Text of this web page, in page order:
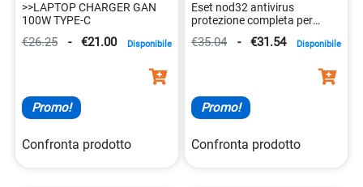
>>LAPTOP CHARGER GAN
100W TYPE-C
€26.25 - €21.00 Disponibile
Promo!
Confronta prodotto
Eset nod32 antivirus
protezione completa per
8588009845201
€35.04 - €31.54 Disponibile
Promo!
Confronta prodotto